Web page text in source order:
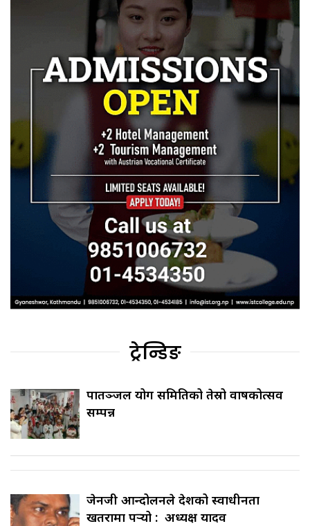
ट्रेन्डिङ
पातञ्जल योग समितिको तेस्रो वार्षिकोत्सव
सम्पन्न
जेनजी आन्दोलनले देशको स्वाधीनता
खतरामा पर्‍यो : अध्यक्ष यादव